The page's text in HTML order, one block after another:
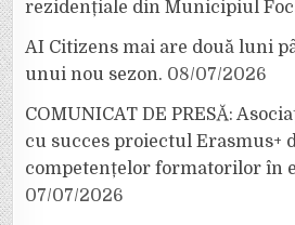
rezidențiale din Municipiul
AI Citizens mai are două luni
unui nou sezon. 08/07/2026
COMUNICAT DE PRESĂ:
cu succes proiectul Erasmus+
competențelor formatorilor în
07/07/2026